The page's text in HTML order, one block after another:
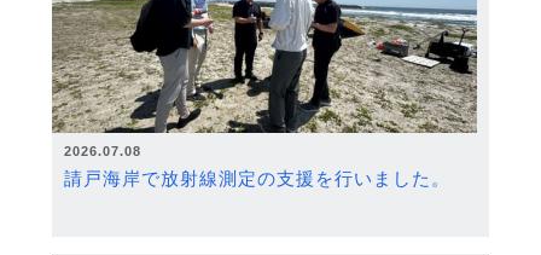
2026.07.08
請戸海岸で放射線測定の支援を行いました。